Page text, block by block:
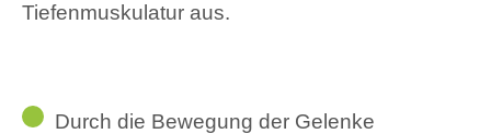
Tiefenmuskulatur aus.
Durch die Bewegung der Gelenke